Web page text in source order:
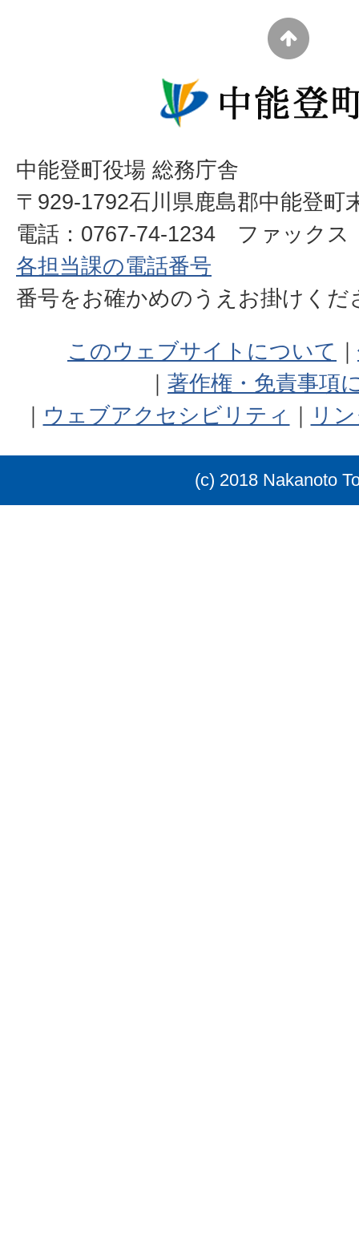
中能登町役場 総務庁舎
〒929-1792石川県鹿島郡中能登町
電話：0767-74-1234 ファックス
各担当課の電話番号
番号をお確かめのうえお掛けく
このウェブサイトについて
著作権・免責事項
ウェブアクセシビリティ
リ
(c) 2018 Nakanoto